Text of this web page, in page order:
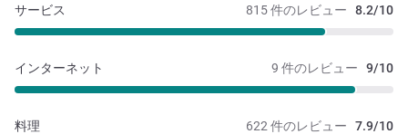
815 件のレビュー 8.2/10
サービス
9 件のレビュー 9/10
インターネット
622 件のレビュー 7.9/10
料理